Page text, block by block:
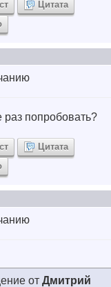
Цитата
попробовать?
Цитата
от Дмитрий